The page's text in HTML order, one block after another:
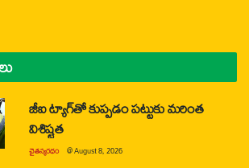
జీఐ ట్యాగ్‌తో కుప్పడం పట్టుకు మరింత
విశిష్టత
చైతన్యరధం @August 8, 2026